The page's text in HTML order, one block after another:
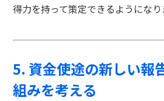
得力を持って策定できるようになり
5. 資金使途の新しい報
組みを考える